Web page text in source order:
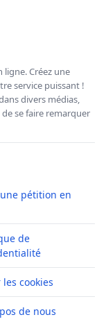
Créez une
service puissant !
divers médias,
se faire remarquer
pétition en
de
les cookies
de nous